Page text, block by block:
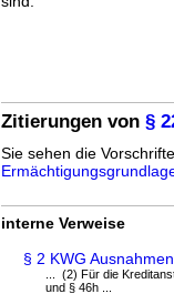
Zitierungen von §
Sie sehen die
interne Verweise
§ 2 KWG Ausnahmen
... (2) Für die
und § 46h ...